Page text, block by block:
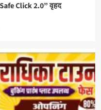
Click 2.0” वृहद